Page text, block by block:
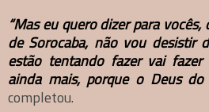
“Mas eu quero dizer para
de Sorocaba, não vou desistir
estão tentando fazer vai
ainda mais, porque o Deus do
completou.